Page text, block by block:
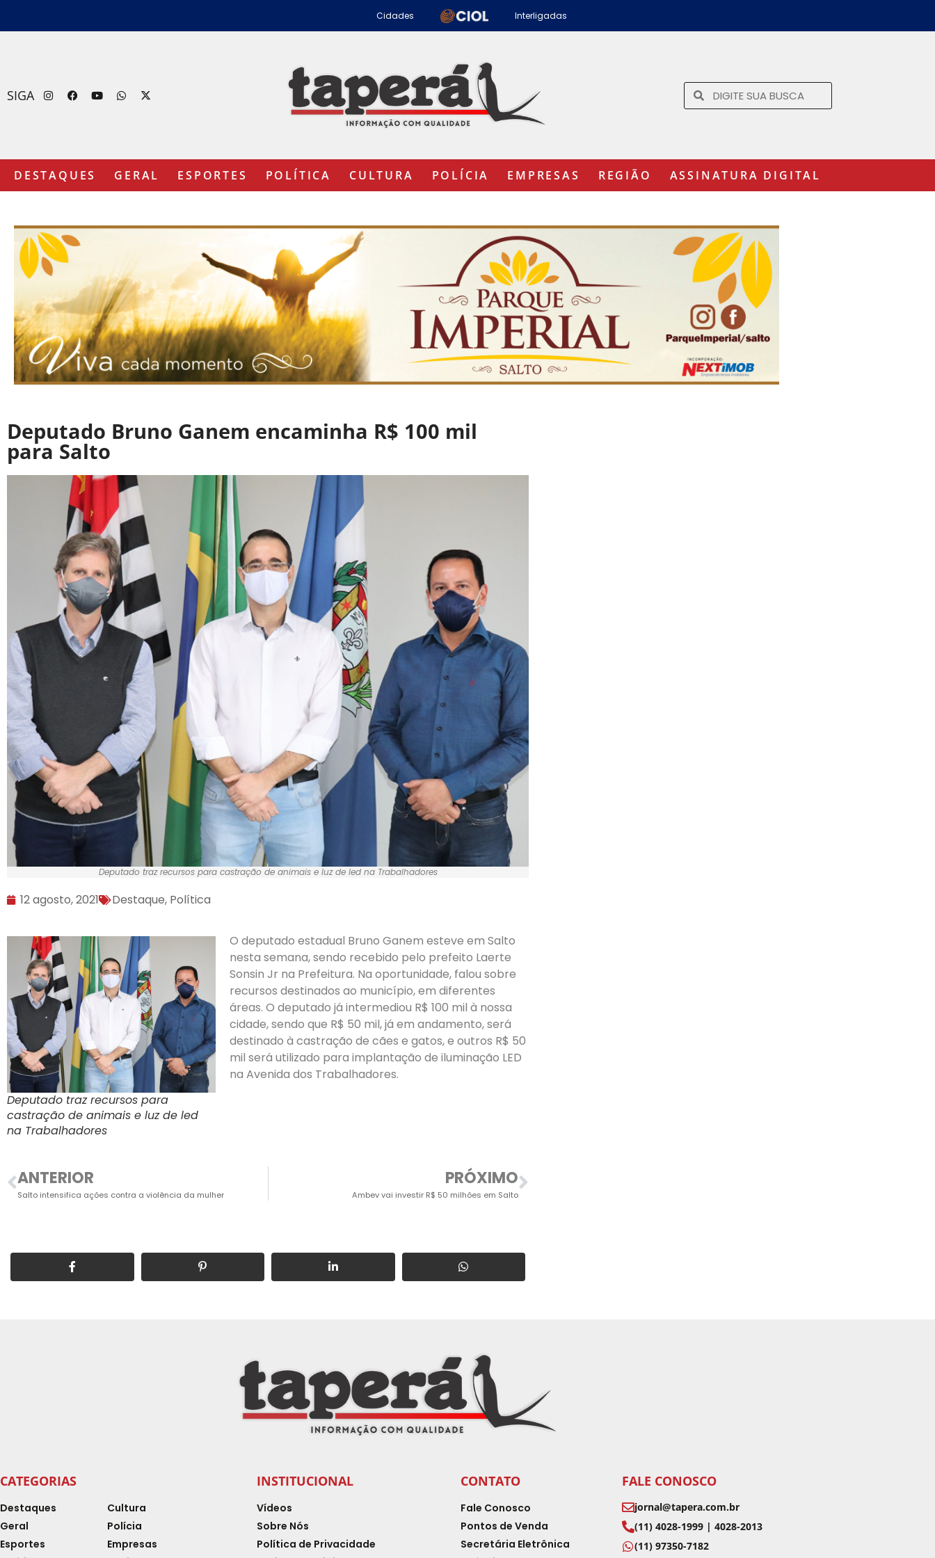
Cidades Interligadas
SIGA
DESTAQUES GERAL ESPORTES POLÍTICA CULTURA POLÍCIA EMPRESAS REGIÃO ASSINATURA DIGITAL
Deputado Bruno Ganem encaminha R$ 100 mil
para Salto
Deputado traz recursos para castração de animais e luz de led na Trabalhadores
12 agosto, 2021 Destaque, Política
Deputado traz recursos para
castração de animais e luz de led
na Trabalhadores
O deputado estadual Bruno Ganem esteve em Salto
nesta semana, sendo recebido pelo prefeito Laerte
Sonsin Jr na Prefeitura. Na oportunidade, falou sobre
recursos destinados ao município, em diferentes
áreas. O deputado já intermediou R$ 100 mil à nossa
cidade, sendo que R$ 50 mil, já em andamento, será
destinado à castração de cães e gatos, e outros R$ 50
mil será utilizado para implantação de iluminação LED
na Avenida dos Trabalhadores.
ANTERIOR
Salto intensifica ações contra a violência da mulher
PRÓXIMO
Ambev vai investir R$ 50 milhões em Salto
CATEGORIAS
Destaques
Geral
Esportes
Cultura
Polícia
Empresas
INSTITUCIONAL
Vídeos
Sobre Nós
Política de Privacidade
CONTATO
Fale Conosco
Pontos de Venda
Secretária Eletrônica
FALE CONOSCO
jornal@tapera.com.br
(11) 4028-1999 | 4028-2013
(11) 97350-7182